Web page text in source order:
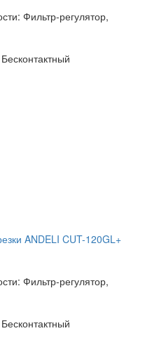
Фильтр-регулятор,
Бесконтактный
ANDELI CUT-120GL+
Фильтр-регулятор,
Бесконтактный